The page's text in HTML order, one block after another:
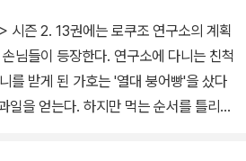
시즌 2. 13권에는 로쿠조 연구소의 계획
님들이 등장한다. 연구소에 다니는 친척
를 받게 된 가호는 '열대 붕어빵'을 샀다
일을 얻는다. 하지만 먹는 순서를 틀리는